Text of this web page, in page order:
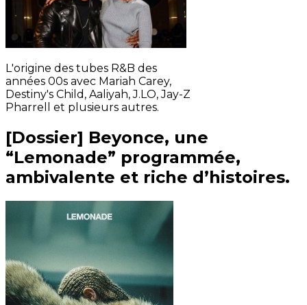
L'origine des tubes R&B des
années 00s avec Mariah Carey,
Destiny's Child, Aaliyah, J.LO, Jay-Z
Pharrell et plusieurs autres.
[Dossier] Beyonce, une
“Lemonade” programmée,
ambivalente et riche d’histoires.